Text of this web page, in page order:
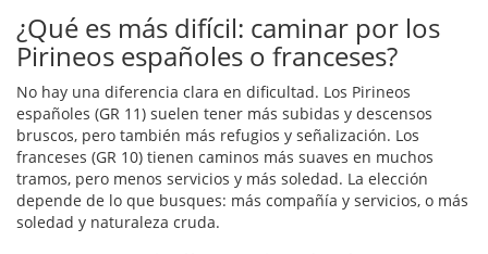
¿Qué es más difícil: caminar por los
Pirineos españoles o franceses?
No hay una diferencia clara en dificultad. Los Pirineos
españoles (GR 11) suelen tener más subidas y descensos
bruscos, pero también más refugios y señalización. Los
franceses (GR 10) tienen caminos más suaves en muchos
tramos, pero menos servicios y más soledad. La elección
depende de lo que busques: más compañía y servicios, o más
soledad y naturaleza cruda.